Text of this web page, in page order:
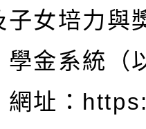
子女培力與
學金系統（
網址：